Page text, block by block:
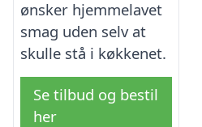
ønsker hjemmelavet
smag uden selv at
skulle stå i køkkenet.
Se tilbud og bestil
her